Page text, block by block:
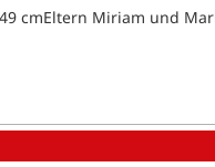
cmEltern Miriam und